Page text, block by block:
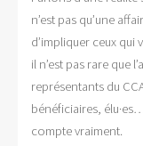
n’est pas qu’une
d’impliquer ceux qui
il n’est pas rare que
représentants du
bénéficiaires,
compte vraiment.